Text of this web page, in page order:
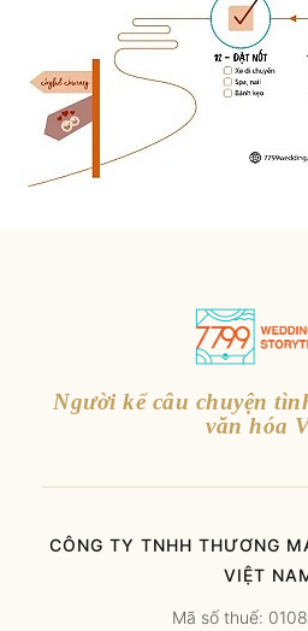
Người kể câu chuyện
văn hóa
CÔNG TY TNHH THƯƠNG
VIỆT
Mã số thuế: